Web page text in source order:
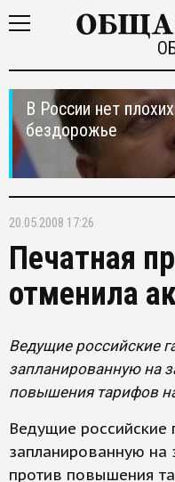
В России нет
бездорожье
20.05.2008 17:26
Печатная
отменила
Ведущие российские
запланированную на
повышения тарифов
Ведущие российские
запланированную на
против повышения